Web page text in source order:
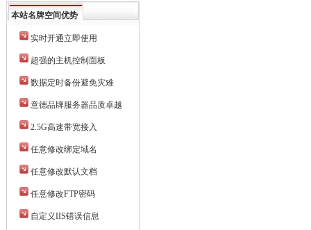
本站名牌空间优势
实时开通立即使用
超强的主机控制面板
数据定时备份避免灾难
意德品牌服务器品质卓越
2.5G高速带宽接入
任意修改绑定域名
任意修改默认文档
任意修改FTP密码
自定义IIS错误信息